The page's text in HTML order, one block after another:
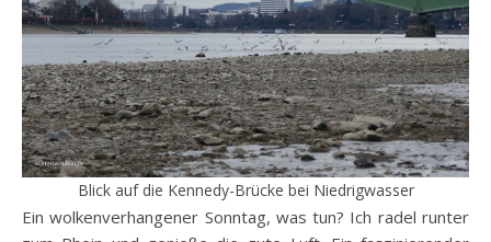
Blick auf die Kennedy-Brücke bei Niedrigwasser
Ein wolkenverhangener Sonntag, was tun? Ich radel runter